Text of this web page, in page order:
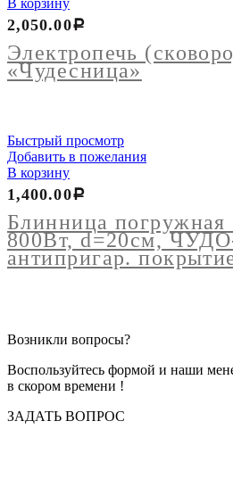
В корзину
Электропечь
«Чудесница»
2,050.00Р
Быстрый просмотр
Добавить в пожелания
В корзину
Блинница погружная
800Вт, d=20см,
антипригар.
1,400.00Р
Возникли вопросы?
Воспользуйтесь формой и наши
в скором времени !
ЗАДАТЬ ВОПРОС